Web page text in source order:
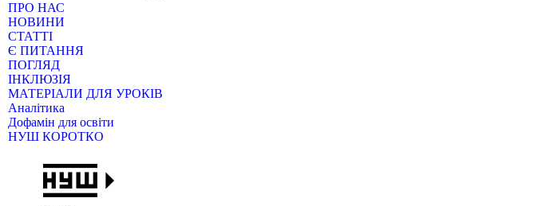
ПРО НАС
НОВИНИ
СТАТТІ
Є ПИТАННЯ
ПОГЛЯД
ІНКЛЮЗІЯ
МАТЕРІАЛИ ДЛЯ УРОКІВ
Аналітика
Дофамін для освіти
НУШ КОРОТКО